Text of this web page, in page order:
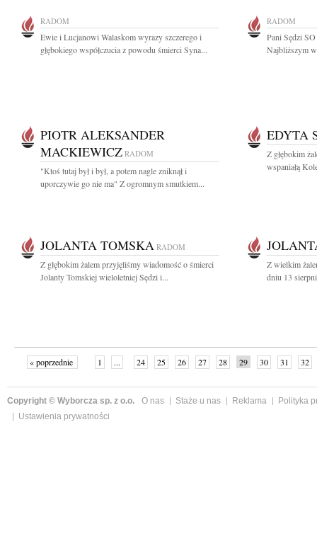
RADOM
Ewie i Lucjanowi Walaskom wyrazy szczerego i
głębokiego współczucia z powodu śmierci Syna...
RADOM
Pani Sędzi
Najbliższym
PIOTR ALEKSANDER
MACKIEWICZ RADOM
"Ktoś tutaj był i był, a potem nagle zniknął i
uporczywie go nie ma" Z ogromnym smutkiem...
EDYTA
Z głębokim
wspaniałą
JOLANTA TOMSKA RADOM
Z głębokim żalem przyjęliśmy wiadomość o śmierci
Jolanty Tomskiej wieloletniej Sędzi i...
Z wielkim
dniu 13
« poprzednie 1 ... 24 25 26 27 28 29 30 31
32
Copyright © Wyborcza sp. z o.o. O nas Staże u nas Reklama
Polityka
Ustawienia prywatności